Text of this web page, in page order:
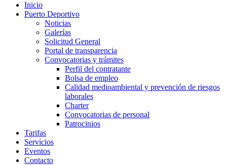
Inicio
Puerto Deportivo
Noticias
Galerías
Solicitud General
Portal de transparencia
Convocatorias y trámites
Perfil del contratante
Bolsa de empleo
Calidad medioambiental y prevención de riesgos
laborales
Charter
Convocatorias de personal
Patrocinios
Tarifas
Servicios
Eventos
Contacto